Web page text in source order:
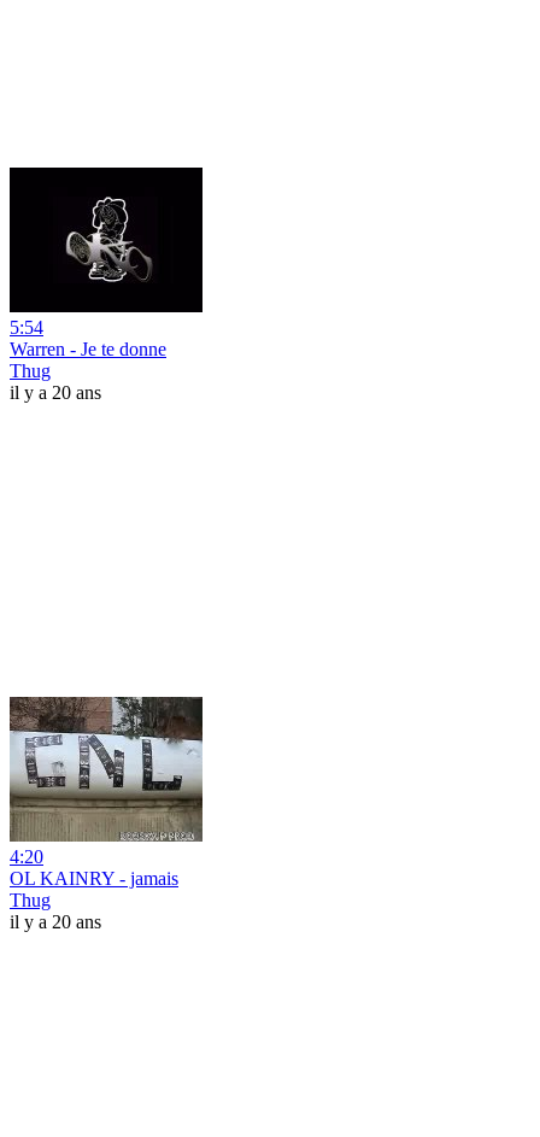
5:54
Warren - Je te donne
Thug
il y a 20 ans
4:20
OL KAINRY - jamais
Thug
il y a 20 ans